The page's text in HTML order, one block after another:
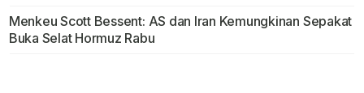
Menkeu Scott Bessent: AS dan Iran Kemungkinan Sepakat
Buka Selat Hormuz Rabu